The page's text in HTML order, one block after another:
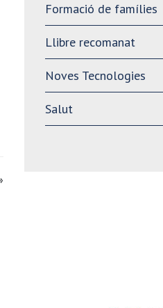
Formació de famílies
Llibre recomanat
Noves Tecnologies
Salut